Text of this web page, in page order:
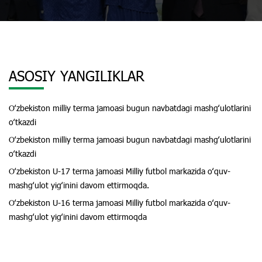
ASOSIY YANGILIKLAR
Oʻzbekiston milliy terma jamoasi bugun navbatdagi mashgʻulotlarini
oʻtkazdi
Oʻzbekiston milliy terma jamoasi bugun navbatdagi mashgʻulotlarini
oʻtkazdi
Oʻzbekiston U-17 terma jamoasi Milliy futbol markazida oʻquv-
mashgʻulot yigʻinini davom ettirmoqda.
Oʻzbekiston U-16 terma jamoasi Milliy futbol markazida oʻquv-
mashgʻulot yigʻinini davom ettirmoqda